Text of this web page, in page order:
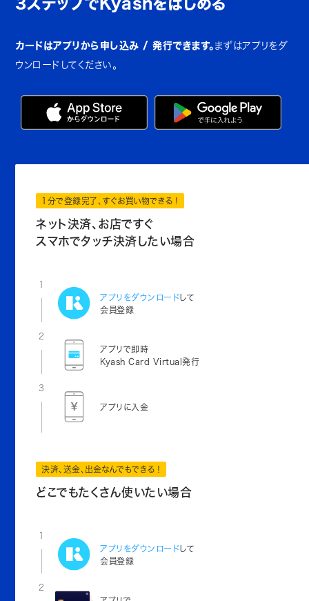
3ステップでKyashをはじめる
カードはアプリから申し込み / 発行できます。 まずはアプリをダ
ウンロードしてください。
1分で登録完了、すぐお買い物できる！
ネット決済、お店ですぐ
スマホでタッチ決済したい場合
1
アプリをダウンロードして
会員登録
2
アプリで即時
Kyash Card Virtual発行
3
アプリに入金
決済、送金、出金なんでもできる！
どこでもたくさん使いたい場合
1
アプリをダウンロードして
会員登録
2